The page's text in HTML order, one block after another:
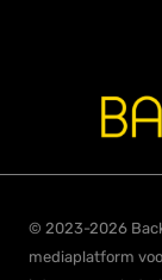
© 2023-2026
mediaplatform